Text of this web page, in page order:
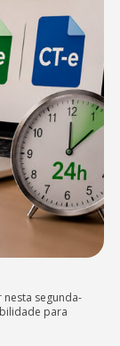
nesta segunda-
para